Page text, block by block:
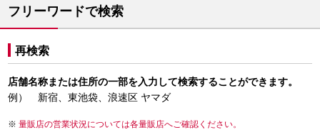
フリーワードで検索
再検索
店舗名称または住所の一部を入力して検索することができます。
例） 新宿、東池袋、浪速区 ヤマダ
量販店の営業状況については各量販店へご確認ください。